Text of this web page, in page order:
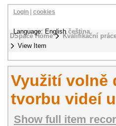
DSpace Home Kvalifikační
View Item
Login cookies
Language: Englishčeština
Využití volně
tvorbu videí
Show full item